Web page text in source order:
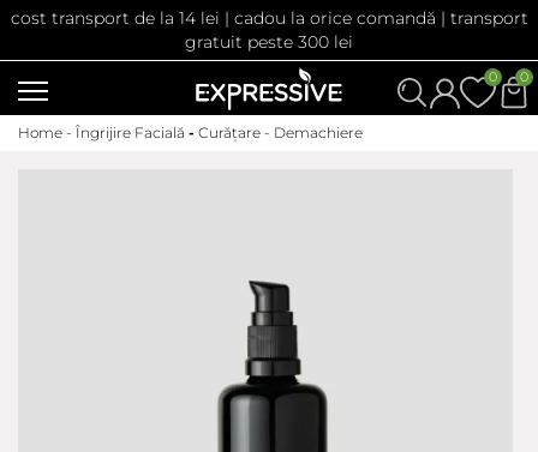
cost transport de la 14 lei | cadou la orice comandă | transport
gratuit peste 300 lei
0
0
Home - Îngrijire Facială - Curățare - Demachiere